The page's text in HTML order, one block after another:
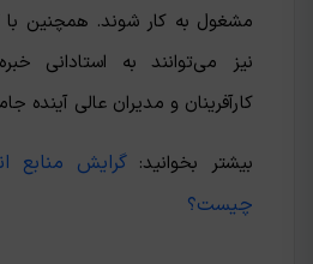
مشغول به کار شوند. همچنین
نیز می‌توانند به استادانی
کارآفرینان و مدیران عالی آینده
بیشتر بخوانید:
چیست؟